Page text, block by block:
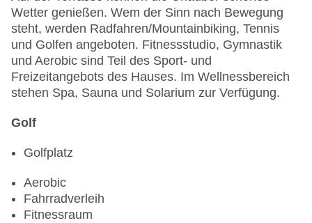
Wetter genießen. Wem der Sinn nach Bewegung
steht, werden Radfahren/Mountainbiking, Tennis
und Golfen angeboten. Fitnessstudio, Gymnastik
und Aerobic sind Teil des Sport- und
Freizeitangebots des Hauses. Im Wellnessbereich
stehen Spa, Sauna und Solarium zur Verfügung.
Golf
Golfplatz
Aerobic
Fahrradverleih
Fitnessraum